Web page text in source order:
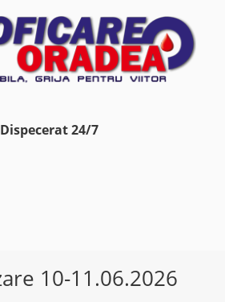
Dispecerat 24/7
10-11.06.2026